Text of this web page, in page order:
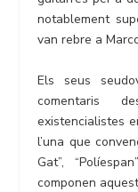
notablement
van rebre a
Els seus
comentaris
existencialistes
l’una que
Gat”,
componen